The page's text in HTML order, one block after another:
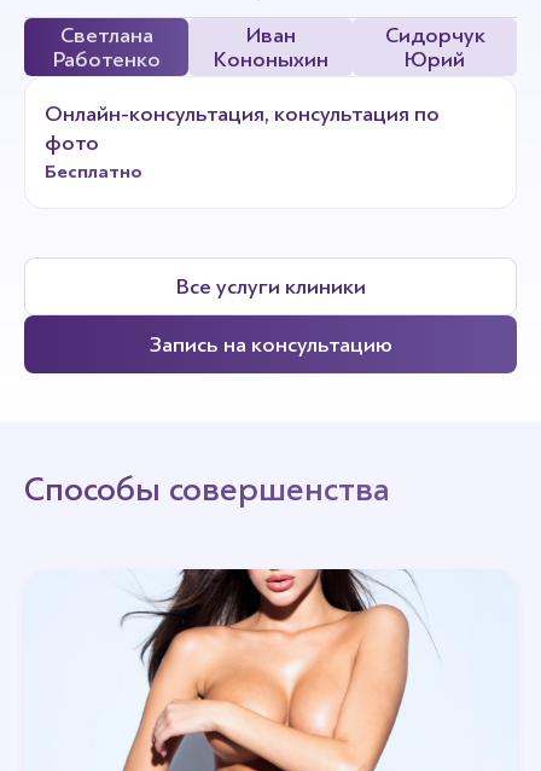
Светлана
Работенко
Иван
Кононыхин
Сидорчук
Юрий
Онлайн-консультация, консультация по
фото
Бесплатно
Все услуги клиники
Запись на консультацию
Способы совершенства